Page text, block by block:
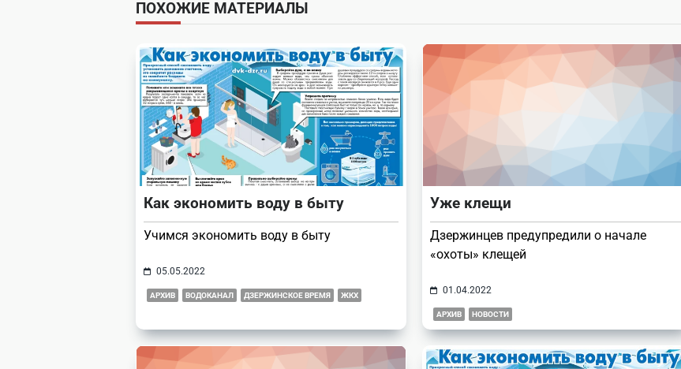
subtitle
screen-
reader-
text">Page</span>
ПОХОЖИЕ МАТЕРИАЛЫ
Как экономить воду в быту
Учимся экономить воду в быту
05.05.2022
АРХИВ ВОДОКАНАЛ ДЗЕРЖИНСКОЕ ВРЕМЯ ЖКХ
Уже клещи
Дзержинцев предупредили о начале
«охоты» клещей
01.04.2022
АРХИВ НОВОСТИ